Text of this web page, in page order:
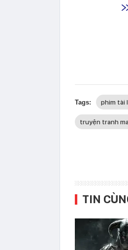
Tags: phim tài
truyện tranh
TIN